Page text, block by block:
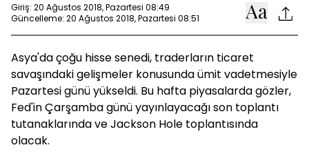
Giriş: 20 Ağustos 2018, Pazartesi 08:49
Güncelleme: 20 Ağustos 2018, Pazartesi 08:51
Asya'da çoğu hisse senedi, traderların ticaret
savaşındaki gelişmeler konusunda ümit vadetmesiyle
Pazartesi günü yükseldi. Bu hafta piyasalarda gözler,
Fed'in Çarşamba günü yayınlayacağı son toplantı
tutanaklarında ve Jackson Hole toplantısında
olacak.